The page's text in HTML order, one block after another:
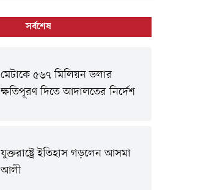
সর্বশেষ
মেটাকে ৫৬৭ মিলিয়ন ডলার
ক্ষতিপূরণ দিতে আদালতের নির্দেশ
যুক্তরাষ্ট্রে ইতিহাস গড়লেন আসমা
আলী